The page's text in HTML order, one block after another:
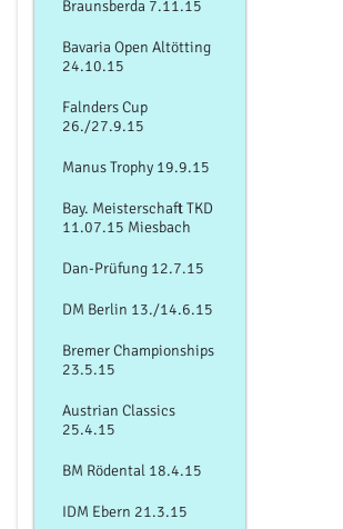
Braunsberda 7.11.15
Bavaria Open Altötting
24.10.15
Falnders Cup
26./27.9.15
Manus Trophy 19.9.15
Bay. Meisterschaft TKD
11.07.15 Miesbach
Dan-Prüfung 12.7.15
DM Berlin 13./14.6.15
Bremer Championships
23.5.15
Austrian Classics
25.4.15
BM Rödental 18.4.15
IDM Ebern 21.3.15